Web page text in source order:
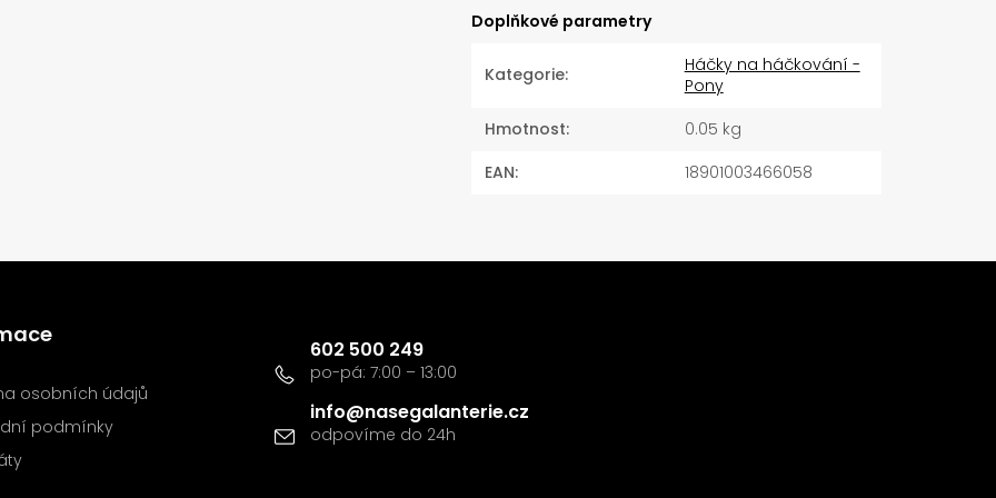
Doplňkové parametry
Kategorie:
Háčky na háčkování -
Pony
Hmotnost:
0.05 kg
EAN: 18901003466058
osobních údajů
podmínky
info@nasegalanterie.cz
602 500 249